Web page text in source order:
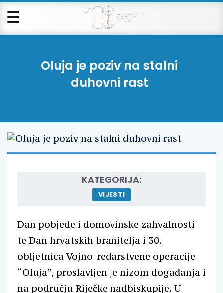
Oluja je poziv na stalni
duhovni rast
KATEGORIJA:
VIJESTI
Dan pobjede i domovinske zahvalnosti
te Dan hrvatskih branitelja i 30.
obljetnica Vojno-redarstvene operacije
“Oluja”, proslavljen je nizom događanja i
na području Riječke nadbiskupije. U